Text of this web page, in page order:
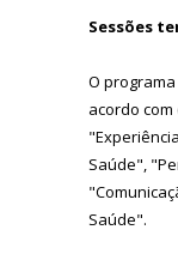
Sessões
O
acordo
Saúde",
Saúde".